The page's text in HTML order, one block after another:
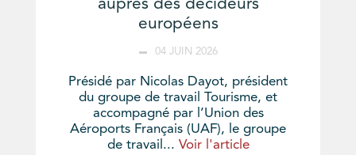
auprès des décideurs
européens
04 JUIN 2026
Présidé par Nicolas Dayot, président
du groupe de travail Tourisme, et
accompagné par l’Union des
Aéroports Français (UAF), le groupe
de travail... Voir l'article